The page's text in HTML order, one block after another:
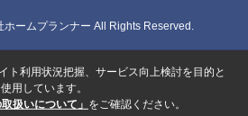
ホームプランナー All Rights Reserved.
ト利用状況把握、サービス向上検討を目的と
用しています。
扱いについて」 をご確認ください。